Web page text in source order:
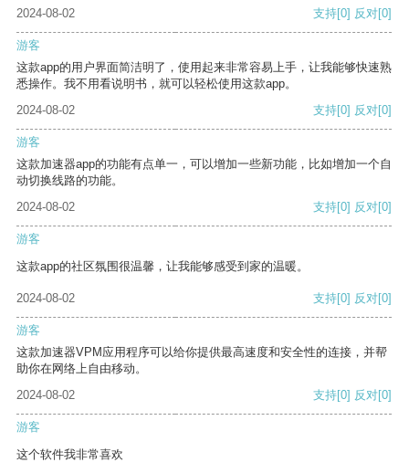
2024-08-02 支持[0] 反对[0]
游客
这款app的用户界面简洁明了，使用起来非常容易上手，让我能够快速熟
悉操作。我不用看说明书，就可以轻松使用这款app。
2024-08-02
支持[0] 反对[0]
游客
这款加速器app的功能有点单一，可以增加一些新功能，比如增加一个自
动切换线路的功能。
2024-08-02
支持[0] 反对[0]
游客
这款app的社区氛围很温馨，让我能够感受到家的温暖。
2024-08-02 支持[0] 反对[0]
游客
这款加速器VPM应用程序可以给你提供最高速度和安全性的连接，并帮
助你在网络上自由移动。
2024-08-02
支持[0] 反对[0]
游客
这个软件我非常喜欢